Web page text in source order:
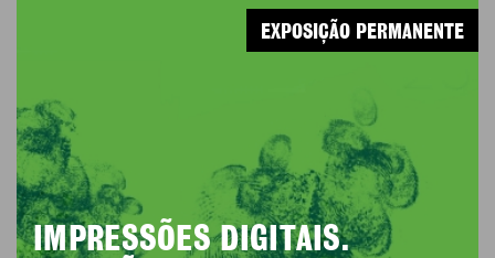
IMPRESSÕES DIGITAIS.
EXPOSIÇÃO PERMANENTE